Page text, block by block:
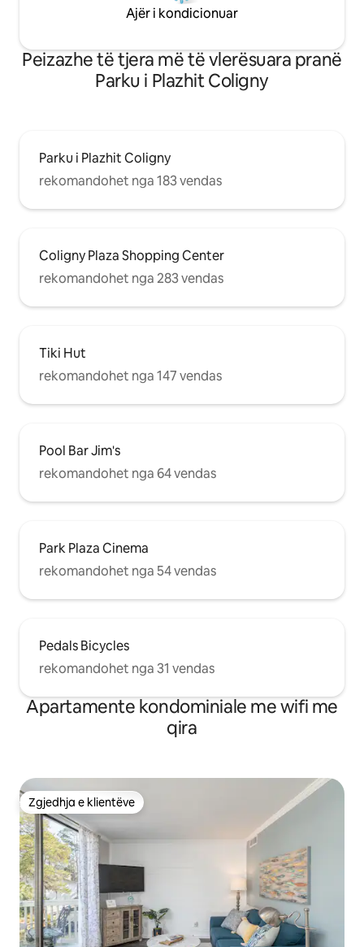
Ajër i kondicionuar
Peizazhe të tjera më të vlerësuara pranë
Parku i Plazhit Coligny
Parku i Plazhit Coligny
rekomandohet nga 183 vendas
Coligny Plaza Shopping Center
rekomandohet nga 283 vendas
Tiki Hut
rekomandohet nga 147 vendas
Pool Bar Jim's
rekomandohet nga 64 vendas
Park Plaza Cinema
rekomandohet nga 54 vendas
Pedals Bicycles
rekomandohet nga 31 vendas
Apartamente kondominiale me wifi me
qira
Zgjedhja e klientëve
Zgjedhja e klientëve